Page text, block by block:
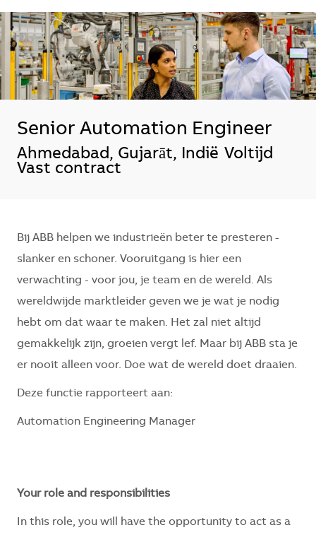
-
Senior Automation Engineer
*Je kunt je voorkeurslocatie(s)
Ahmedabad, Gujarāt, Indië Voltijd
Vast contract
Bij ABB helpen we industrieën beter te presteren -
slanker en schoner. Vooruitgang is hier een
verwachting - voor jou, je team en de wereld. Als
wereldwijde marktleider geven we je wat je nodig
hebt om dat waar te maken. Het zal niet altijd
gemakkelijk zijn, groeien vergt lef. Maar bij ABB sta je
er nooit alleen voor. Doe wat de wereld doet draaien.
Deze functie rapporteert aan:
Automation Engineering Manager
Your role and responsibilities
In this role, you will have the opportunity to act as a